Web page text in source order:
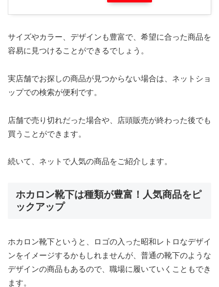
サイズやカラー、デザインも豊富で、希望に合った商品を
容易に見つけることができるでしょう。
実店舗でお探しの商品が見つからない場合は、ネットショ
ップでの検索が便利です。
店舗で売り切れだった場合や、店頭販売が終わった後でも
買うことができます。
続いて、ネットで人気の商品をご紹介します。
ホカロン靴下は種類が豊富！人気商品をピ
ックアップ
ホカロン靴下というと、ロゴの入った昭和レトロなデザイ
ンをイメージするかもしれませんが、普通の靴下のような
デザインの商品もあるので、職場に履いていくこともでき
ます。